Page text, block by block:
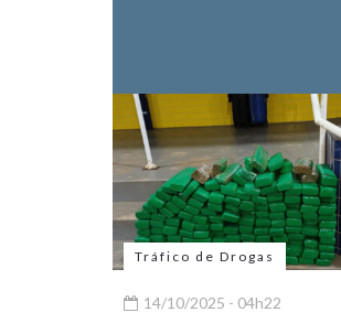
Tráfico de Drogas
14/10/2025 - 04h22